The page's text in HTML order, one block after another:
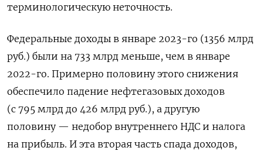
терминологическую неточность.
Федеральные доходы в январе 2023-го (1356 млрд
руб.) были на 733 млрд меньше, чем в январе
2022-го. Примерно половину этого снижения
обеспечило падение нефтегазовых доходов
(с 795 млрд до 426 млрд руб.), а другую
половину — недобор внутреннего НДС и налога
на прибыль. И эта вторая часть спада доходов,